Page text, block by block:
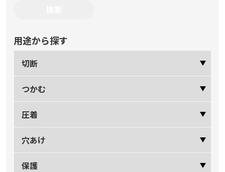
用途から探す
切断
つかむ
圧着
穴あけ
保護